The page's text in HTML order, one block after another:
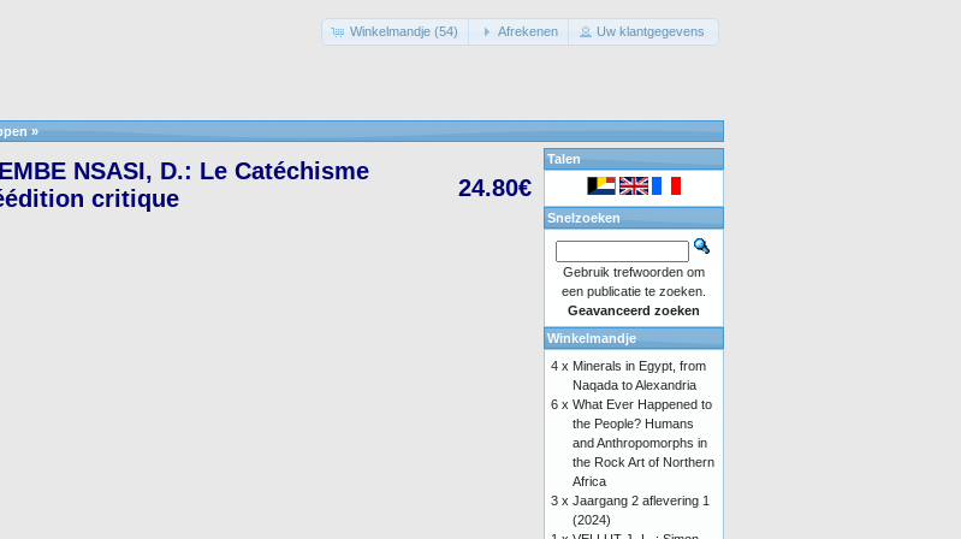
Winkelmandje (54) Afrekenen Uw klantgegevens
»
24.80€
NSASI, D.: Le Catéchisme
critique
Talen
Snelzoeken
Gebruik trefwoorden om
een publicatie te zoeken.
Geavanceerd zoeken
Winkelmandje
4 x Minerals in Egypt, from
Naqada to Alexandria
6 x What Ever Happened to
the People? Humans
and Anthropomorphs in
the Rock Art of Northern
Africa
3 x Jaargang 2 aflevering 1
(2024)